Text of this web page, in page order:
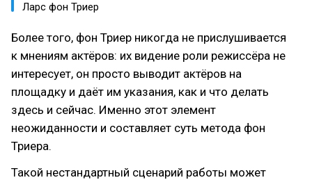
Ларс фон Триер
Более того, фон Триер никогда не прислушивается
к мнениям актёров: их видение роли режиссёра не
интересует, он просто выводит актёров на
площадку и даёт им указания, как и что делать
здесь и сейчас. Именно этот элемент
неожиданности и составляет суть метода фон
Триера.
Такой нестандартный сценарий работы может